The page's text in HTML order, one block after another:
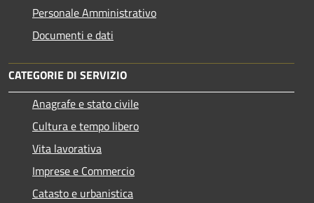
Personale Amministrativo
Documenti e dati
CATEGORIE DI SERVIZIO
Anagrafe e stato civile
Cultura e tempo libero
Vita lavorativa
Imprese e Commercio
Catasto e urbanistica